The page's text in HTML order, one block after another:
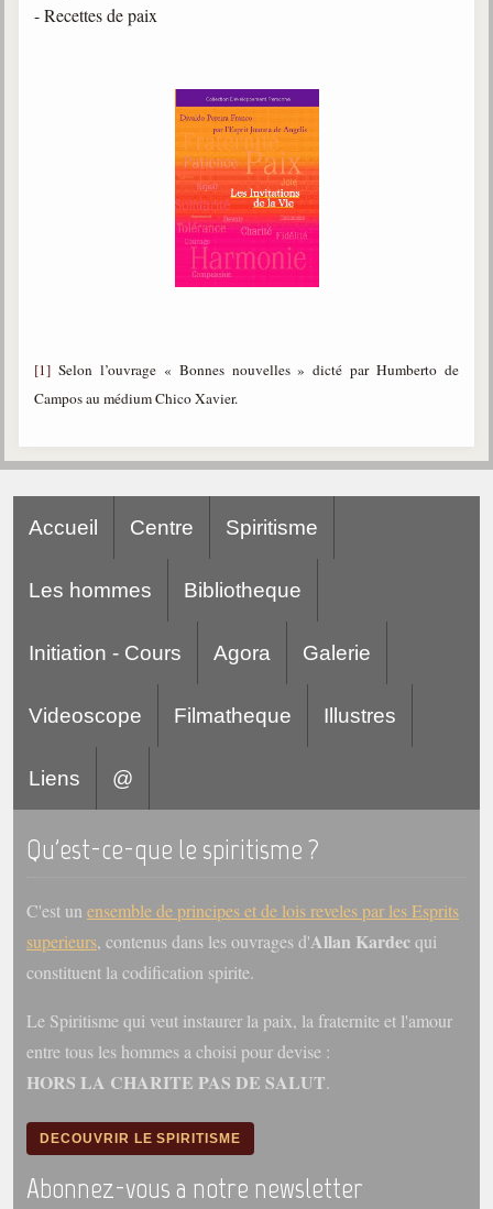
- Recettes de paix
[1] Selon l’ouvrage « Bonnes nouvelles » dicté par Humberto de
Campos au médium Chico Xavier.
Accueil Centre Spiritisme
Les hommes Bibliotheque
Initiation - Cours Agora Galerie
Videoscope Filmatheque Illustres
Liens @
Qu'est-ce-que le spiritisme ?
C'est un ensemble de principes et de lois reveles par les Esprits
superieurs, contenus dans les ouvrages d'Allan Kardecqui
constituent la codification spirite.
Le Spiritisme qui veut instaurer la paix, la fraternite et l'amour
entre tous les hommes a choisi pour devise :
HORS LA CHARITE PAS DE SALUT.
DECOUVRIR LE SPIRITISME
Abonnez-vous a notre newsletter